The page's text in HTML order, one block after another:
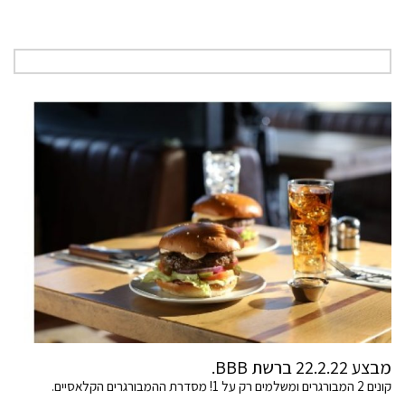
מבצע 22.2.22 ברשת BBB.
קונים 2 המבורגרים ומשלמים רק על 1! מסדרת ההמבורגרים הקלאסיים.